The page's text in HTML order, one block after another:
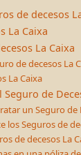
de decesos
La Caixa
La Caixa
de decesos La
La Caixa
de
un Seguro de
los Seguros de
de decesos La